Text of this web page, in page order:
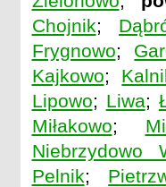
Chojnik;
Frygnowo;
Kajkowo;
Lipowo; Liwa;
Miłakowo;
Niebrzydowo
Pelnik;